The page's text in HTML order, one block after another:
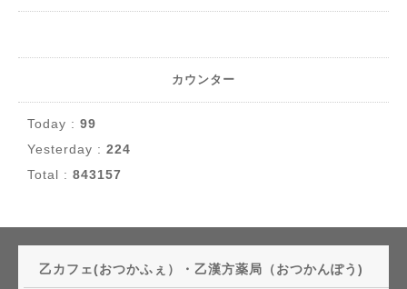
カウンター
Today : 99
Yesterday : 224
Total : 843157
乙カフェ(おつかふぇ）・乙漢方薬局（おつかんぽう)